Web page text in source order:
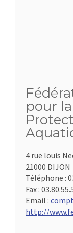
pour
4 rue louis
21000 DIJON
Téléphone :
Fax :
Email :
http://